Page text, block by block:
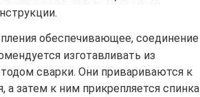
обеспечивающее, соединение
изготавливать из
сварки. Они привариваются к
а затем к ним прикрепляется спинка